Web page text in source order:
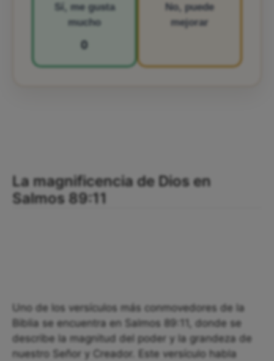
Sí, me gusta
mucho
0
No, puede
mejorar
La magnificencia de Dios en
Salmos 89:11
Uno de los versículos más conmovedores de la
Biblia se encuentra en Salmos 89:11, donde se
describe la magnitud del poder y la grandeza de
nuestro Señor y Creador. Este versículo habla